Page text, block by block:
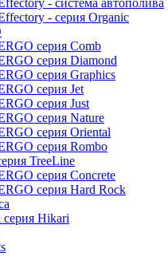
- серия Organic
серия Comb
серия Diamond
серия Graphics
серия Jet
серия Just
серия Nature
серия Oriental
серия Rombo
TreeLine
серия Concrete
серия Hard Rock
серия Hikari